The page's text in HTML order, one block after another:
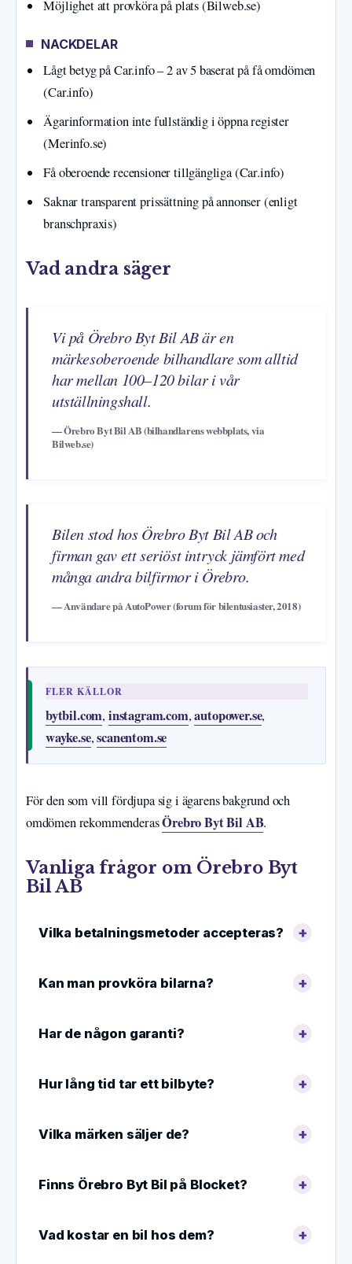
Möjlighet att provköra på plats (Bilweb.se)
NACKDELAR
Lågt betyg på Car.info – 2 av 5 baserat på få omdömen
(Car.info)
Ägarinformation inte fullständig i öppna register
(Merinfo.se)
Få oberoende recensioner tillgängliga (Car.info)
Saknar transparent prissättning på annonser (enligt
branschpraxis)
Vad andra säger
Vi på Örebro Byt Bil AB är en
märkesoberoende bilhandlare som alltid
har mellan 100–120 bilar i vår
utställningshall.
— Örebro Byt Bil AB (bilhandlarens webbplats, via
Bilweb.se)
Bilen stod hos Örebro Byt Bil AB och
firman gav ett seriöst intryck jämfört med
många andra bilfirmor i Örebro.
— Användare på AutoPower (forum för bilentusiaster, 2018)
FLER KÄLLOR
bytbil.com, instagram.com,autopower.se,
wayke.se,scanentom.se
För den som vill fördjupa sig i ägarens bakgrund och
omdömen rekommenderasÖrebro Byt Bil AB.
Vanliga frågor om Örebro Byt
Bil AB
Vilka betalningsmetoder accepteras?
Kan man provköra bilarna?
Har de någon garanti?
Hur lång tid tar ett bilbyte?
Vilka märken säljer de?
Finns Örebro Byt Bil på Blocket?
Vad kostar en bil hos dem?